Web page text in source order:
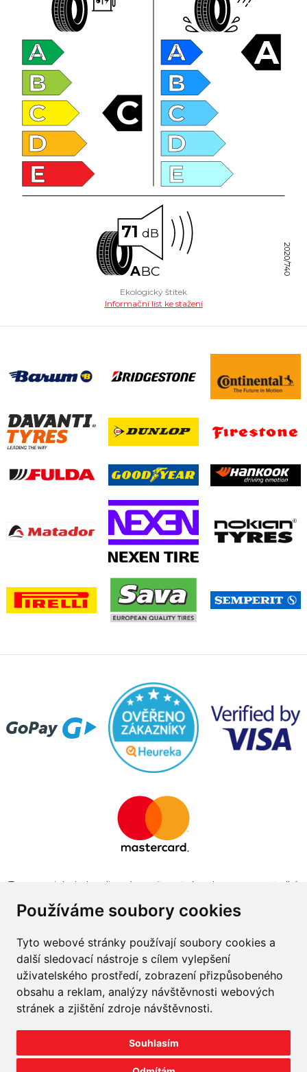
Používáme soubory cookies
Tyto webové stránky používají soubory cookies a
další sledovací nástroje s cílem vylepšení
uživatelského prostředí, zobrazení přizpůsobeného
obsahu a reklam, analýzy návštěvnosti webových
stránek a zjištění zdroje návštěvnosti.
Souhlasím
A
B
C
D
E
C
A
B
C
D
E
A
71 dB
ABC 2020/740
Ekologický štítek
Informační list ke stažení
Tento projekt byl realizován za finanční podpory z prostředků
obchodu v programu The Country for the Future
Napište nám
Velkoobchod